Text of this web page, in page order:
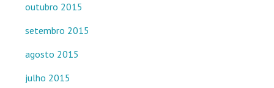
outubro 2015
setembro 2015
agosto 2015
julho 2015